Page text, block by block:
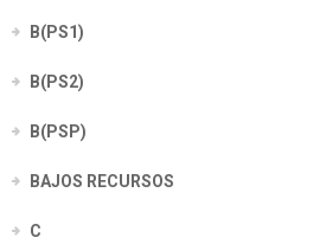
B(PS1)
B(PS2)
B(PSP)
BAJOS RECURSOS
C